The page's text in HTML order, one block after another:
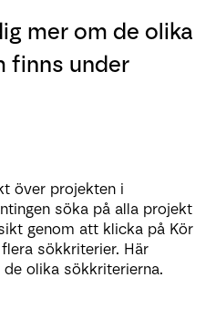
mer om de olika
finns under
över projekten i
söka på alla projekt
genom att klicka på Kör
sökkriterier. Här
olika sökkriterierna.